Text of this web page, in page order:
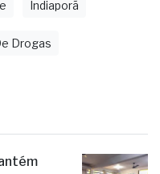
Indiaporã
Drogas